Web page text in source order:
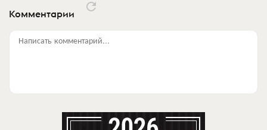
Комментарии
Написать комментарий...